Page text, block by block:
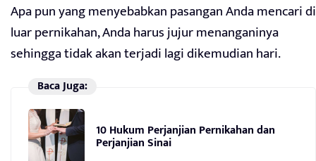
Apa pun yang menyebabkan pasangan Anda mencari di
luar pernikahan, Anda harus jujur menanganinya
sehingga tidak akan terjadi lagi dikemudian hari.
Baca Juga:
10 Hukum Perjanjian Pernikahan dan
Perjanjian Sinai